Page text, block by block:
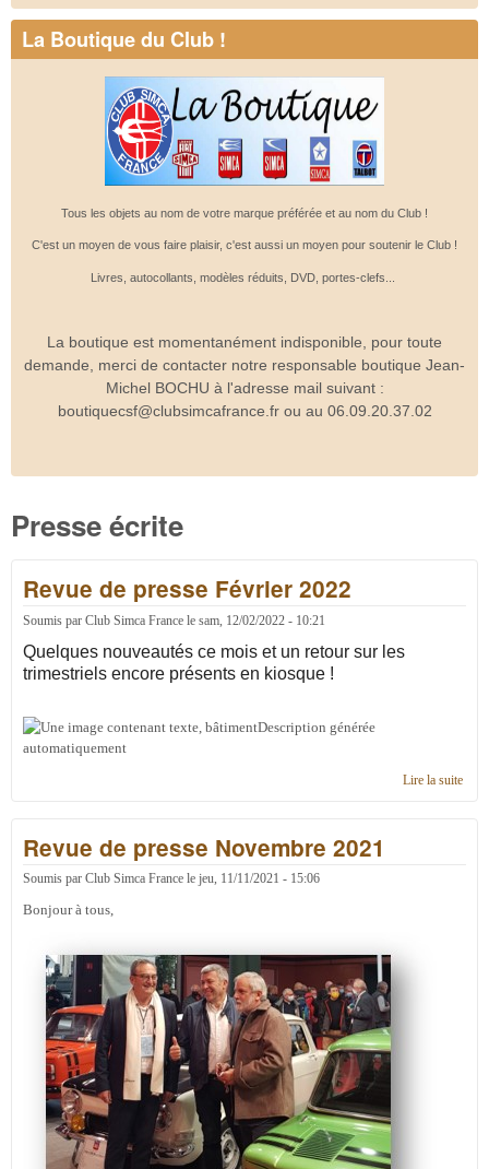
La Boutique du Club !
Tous les objets au nom de votre marque préférée et au nom du Club !
C'est un moyen de vous faire plaisir, c'est aussi un moyen pour soutenir le Club !
Livres, autocollants, modèles réduits, DVD, portes-clefs...
La boutique est momentanément indisponible, pour toute
demande, merci de contacter notre responsable boutique Jean-
Michel BOCHU à l'adresse mail suivant :
boutiquecsf@clubsimcafrance.fr ou au 06.09.20.37.02
Presse écrite
Revue de presse Février 2022
Soumis par Club Simca France le sam, 12/02/2022 - 10:21
Quelques nouveautés ce mois et un retour sur les
trimestriels encore présents en kiosque !
Lire la suitede
Revue de presse Novembre 2021
Soumis par Club Simca France le jeu, 11/11/2021 - 15:06
Bonjour à tous,